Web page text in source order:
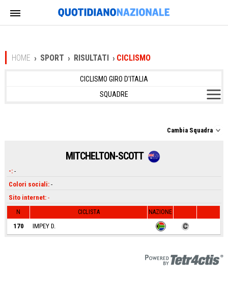
HOME SPORT RISULTATI CICLISMO
CICLISMO GIRO D'ITALIA
SQUADRE
Cambia Squadra
MITCHELTON-SCOTT
-: -
Colori sociali: -
Sito internet: -
N CICLISTA NAZIONE
170 IMPEY D.